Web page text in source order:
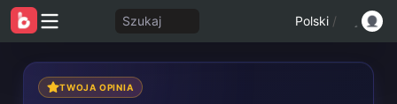
Szukaj Polski /
TWOJA OPINIA